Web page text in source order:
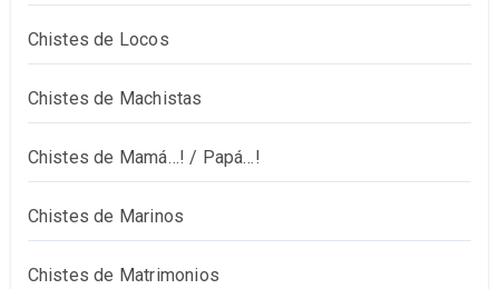
Chistes de Locos
Chistes de Machistas
Chistes de Mamá…! / Papá…!
Chistes de Marinos
Chistes de Matrimonios